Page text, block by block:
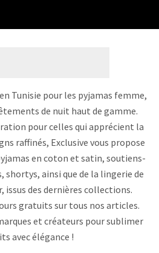
Tunisie pour les pyjamas femme,
de nuit haut de gamme.
pour celles qui apprécient la
raffinés, Exclusive vous propose
en coton et satin, soutiens-
ainsi que de la lingerie de
issus des dernières collections.
gratuits sur tous nos articles.
et créateurs pour sublimer
avec élégance !